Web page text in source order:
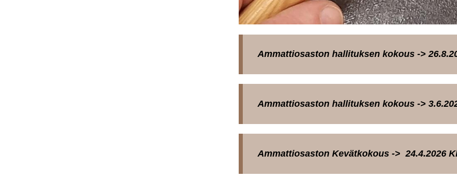
Ammattiosaston hallituksen kokous ->
Ammattiosaston hallituksen kokous ->
Ammattiosaston Kevätkokous -> 24.4.2026